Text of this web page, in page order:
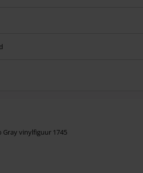
Gray vinylfiguur 1745